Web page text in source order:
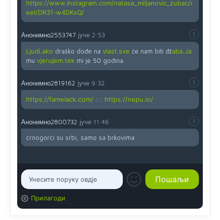
https://www.instagram.com/natasa_miljanovic_zubac/r
eel/DR31-w4DKxQ/
Анонимно2553747 јуче 2:53
Ljudi.ako draško dođe na vlast.sve će nam biti đžaba.Ja
mu vjerujem.tek mi je 50 godina.
Анонимно2819162 јуче 9:32
https://famelack.com/ ::: https://nepu.io/
Анонимно2800732 јуче 11:46
crnogorci su srbi, samo sa brkovima
Прилагоди